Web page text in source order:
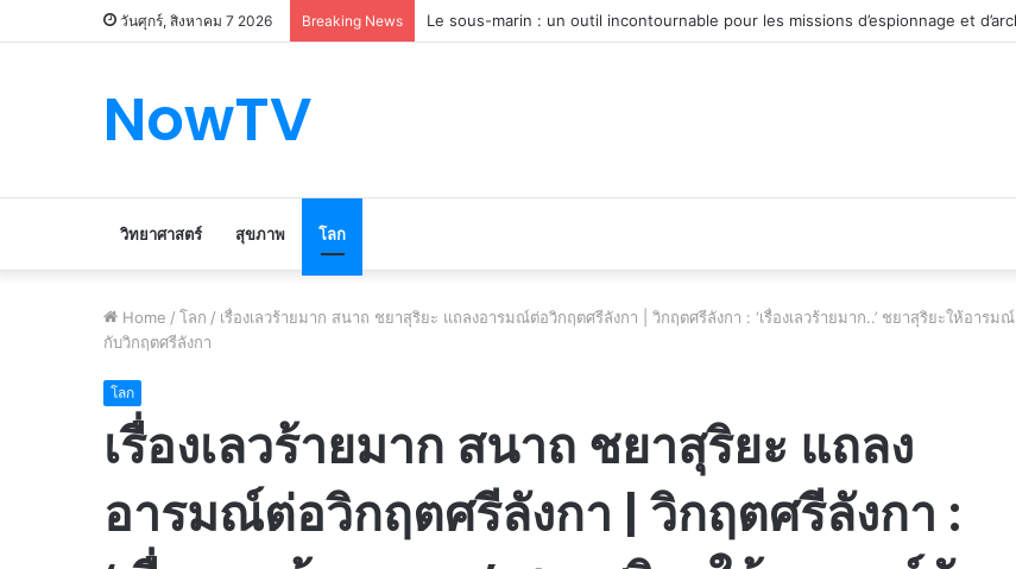
วันศุกร์, สิงหาคม 7 2026 Breaking News Le marché du véhicule d’occasion en plein essor
NowTV
วิทยาศาสตร์ สุขภาพ โลก
Home / โลก / เรื่องเลวร้ายมาก สนาถ ชยาสุริยะ แถลงอารมณ์ต่อวิกฤตศรีลังกา | วิกฤตศรีลังกา : ‘เรื่องเลวร้ายมาก..’ ชยาสุริยะให้อารมณ์
กับวิกฤตศรีลังกา
โลก
เรื่องเลวร้ายมาก สนาถ ชยาสุริยะ แถลง
อารมณ์ต่อวิกฤตศรีลังกา | วิกฤตศรีลังกา :